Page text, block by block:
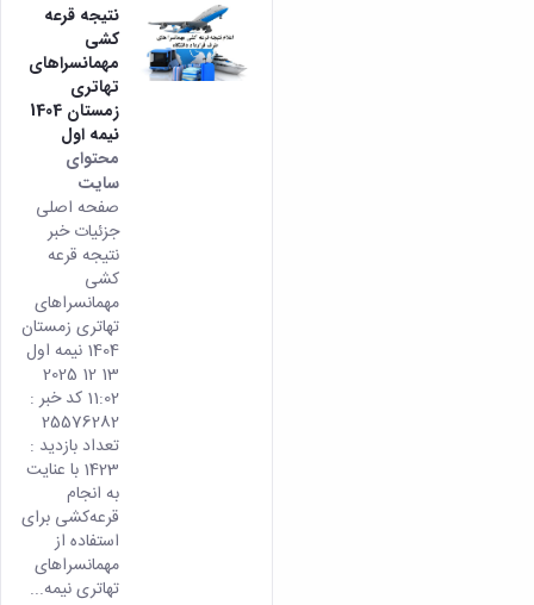
نتیجه قرعه
کشی
مهمانسراهای
تهاتری
زمستان 1404
نیمه اول
محتوای
سایت
صفحه اصلی
جزئیات خبر
نتیجه قرعه
کشی
مهمانسراهای
تهاتری زمستان
1404 نیمه اول
13 12 2025
11:02 کد خبر :
25576282
تعداد بازدید :
1423 با عنایت
به انجام
قرعه‌کشی برای
استفاده از
مهمانسراهای
تهاتری نیمه...